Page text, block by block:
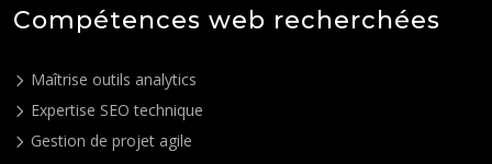
Compétences web recherchées
Maîtrise outils analytics
Expertise SEO technique
Gestion de projet agile